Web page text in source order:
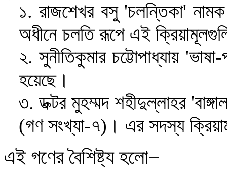
১. রাজশেখর বসু 'চলন্তিকা'
অধীনে চলতি রূপে এই
২. সুনীতিকুমার চট্টোপাধ্যায়'ভাষা-
হয়েছে।
৩. ডক্টর মুহম্মদ শহীদুল্লাহর
(গণ সংখ্যা-৭)। এর সদস্য
এই গণের বৈশিষ্ট্য হলো−